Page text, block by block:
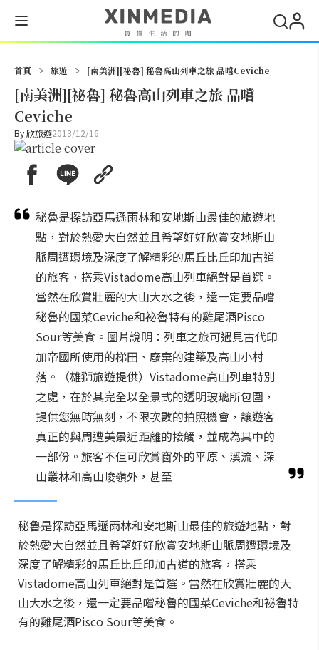
首頁 > 旅遊 > [南美洲][祕魯] 秘魯高山列車之旅 品嚐Ceviche
[南美洲][祕魯] 秘魯高山列車之旅 品嚐
Ceviche
By欣旅遊2013/12/16
秘魯是探訪亞馬遜雨林和安地斯山最佳的旅遊地
點，對於熱愛大自然並且希望好好欣賞安地斯山
脈周遭環境及深度了解精彩的馬丘比丘印加古道
的旅客，搭乘Vistadome高山列車絕對是首選。
當然在欣賞壯麗的大山大水之後，還一定要品嚐
秘魯的國菜Ceviche和祕魯特有的雞尾酒Pisco
Sour等美食。圖片說明：列車之旅可遇見古代印
加帝國所使用的梯田、廢棄的建築及高山小村
落。（雄獅旅遊提供）Vistadome高山列車特別
之處，在於其完全以全景式的透明玻璃所包圍，
提供您無時無刻，不限次數的拍照機會，讓遊客
真正的與周遭美景近距離的接觸，並成為其中的
一部份。旅客不但可欣賞窗外的平原、溪流、深
山叢林和高山峻嶺外，甚至
秘魯是探訪亞馬遜雨林和安地斯山最佳的旅遊地點，對
於熱愛大自然並且希望好好欣賞安地斯山脈周遭環境及
深度了解精彩的馬丘比丘印加古道的旅客，搭乘
Vistadome高山列車絕對是首選。當然在欣賞壯麗的大
山大水之後，還一定要品嚐秘魯的國菜Ceviche和祕魯特
有的雞尾酒Pisco Sour等美食。